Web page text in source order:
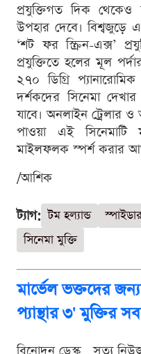
প্রযুক্তিগত দিক থেকেও
উপহার দেবে। বিশ্বজুড়ে
‘শট ফর স্ক্রিন-এক্স’
প্রযুক্তিতে হলের মূল
২৭০ ডিগ্রি
দর্শকদের সিনেমা
যাবে। অনলাইন ট্রেলার ও
পাওয়া এই
মাইলফলক স্পর্শ করার
/আশিক
ট্যাগ: টম হল্যান্ড
সিনেমা মুক্তি
মার্ভেল ভক্তদের
প্যান্থার ৩' মুক্তির